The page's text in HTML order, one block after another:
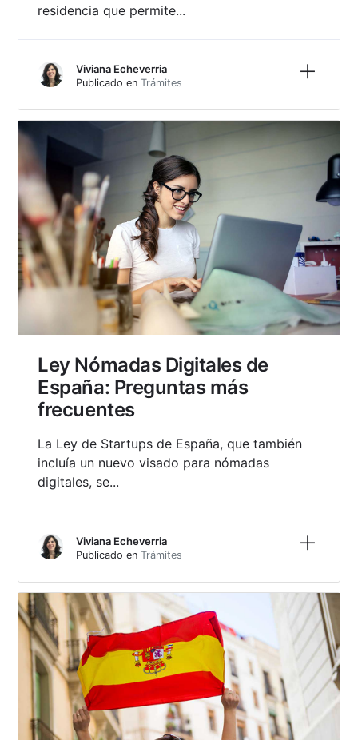
residencia que permite...
Viviana Echeverria
Publicado enTrámites
Ley Nómadas Digitales de
España: Preguntas más
frecuentes
La Ley de Startups de España, que también
incluía un nuevo visado para nómadas
digitales, se...
Viviana Echeverria
Publicado enTrámites